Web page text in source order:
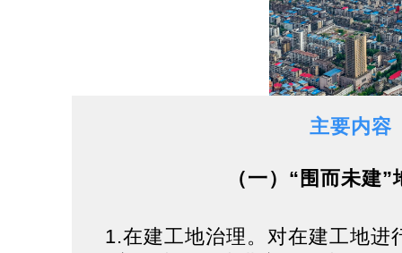
主要内容
（一）“围而未建
1.在建工地治理。对在建工地进